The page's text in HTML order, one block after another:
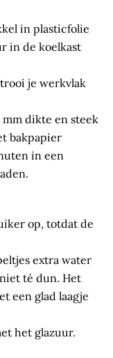
in plasticfolie
in de koelkast
je werkvlak
dikte en steek
bakpapier
in een
op, totdat de
extra water
té dun. Het
een glad laagje
het glazuur.